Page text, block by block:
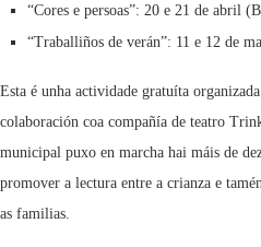
“Cores e persoas”: 20 e 21 de abril
“Traballiños de verán”: 11 e 12 de
Esta é unha actividade gratuíta
colaboración coa compañía de teatro
municipal puxo en marcha hai máis de
promover a lectura entre a crianza e
as familias.